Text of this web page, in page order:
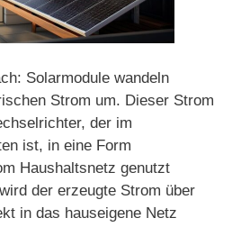
Solarmodule wandeln
Strom um. Dieser Strom
der im
ist, in eine Form
Haushaltsnetz genutzt
der erzeugte Strom über
in das hauseigene Netz